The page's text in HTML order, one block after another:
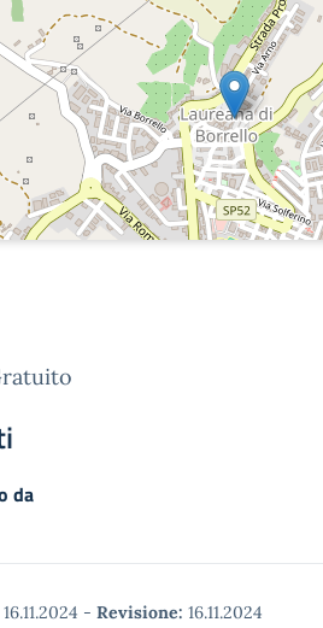
da
16.11.2024 - Revisione: 16.11.2024